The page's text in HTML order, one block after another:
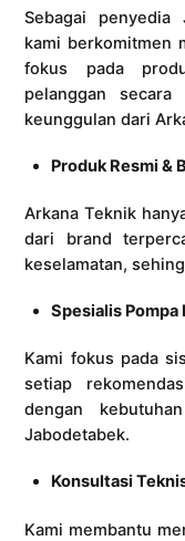
Sebagai penyedia
kami berkomitmen
fokus pada
pelanggan
keunggulan dari
Produk Resmi &
Arkana Teknik
dari brand
keselamatan,
Spesialis
Kami fokus pada
setiap
dengan
Jabodetabek.
Konsultasi
Kami membantu